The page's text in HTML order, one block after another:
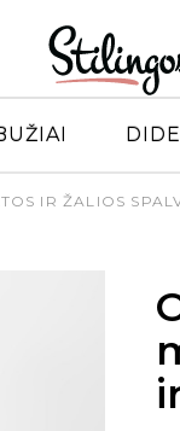
IR ŽALIOS